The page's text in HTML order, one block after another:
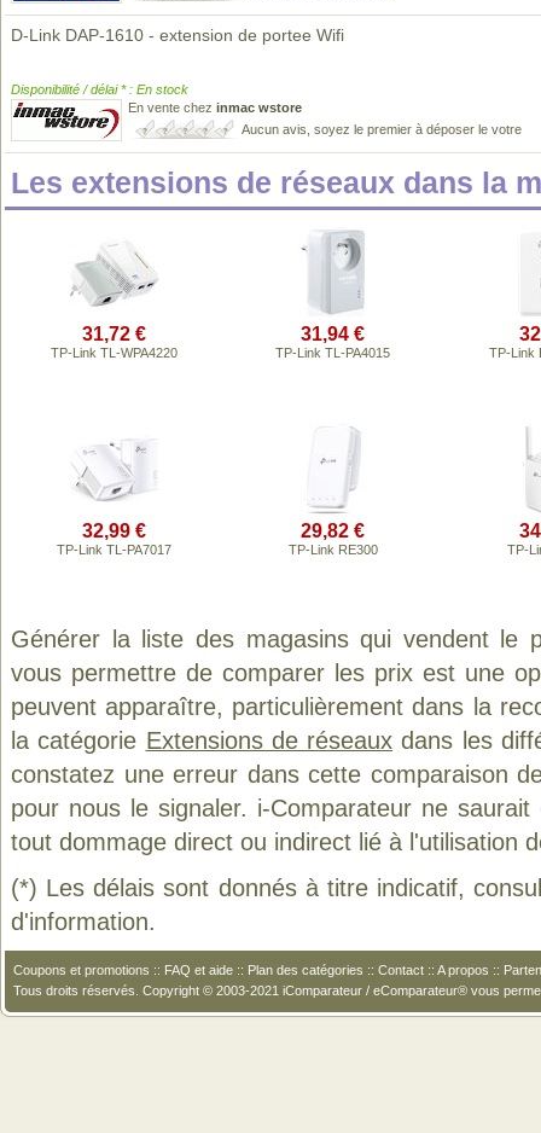
D-Link DAP-1610 - extension de portee Wifi
Disponibilité / délai * : En stock
En vente chez inmac wstore
Aucun avis, soyez le premier à déposer le votre
Les extensions de réseaux dans la
31,72 €
TP-Link TL-WPA4220
31,94 €
TP-Link TL-PA4015 TP-Link
32,99 €
TP-Link TL-PA7017
29,82 €
TP-Link RE300 TP-
Générer la liste des magasins qui vendent le
vous permettre de comparer les prix est une
peuvent apparaître, particulièrement dans la
la catégorie Extensions de réseaux dans les
constatez une erreur dans cette comparaison
pour nous le signaler. i-Comparateur ne
tout dommage direct ou indirect lié à l'utilisation
(*) Les délais sont donnés à titre indicatif,
d'information.
Coupons et promotions :: FAQ et aide :: Plan des catégories :: Contact :: A propos ::
Tous droits réservés. Copyright © 2003-2021 iComparateur / eComparateur® vous